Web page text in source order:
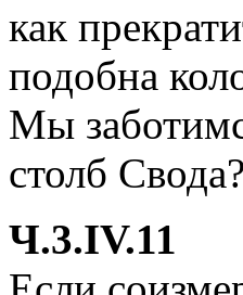
как
подобна
Мы
столб
Ч.3.IV.11